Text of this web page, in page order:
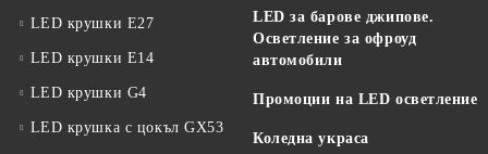
LED крушки E27
LED крушки E14
LED крушки G4
LED крушка с цокъл GX53
LED за барове джипове.
Осветление за офроуд
автомобили
Промоции на LED осветление
Коледна украса